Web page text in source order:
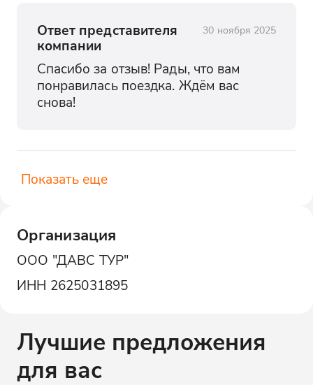
Ответ представителя
компании
30 ноября 2025
Спасибо за отзыв! Рады, что вам
понравилась поездка. Ждём вас
снова!
Показать еще
Организация
ООО "ДАВС ТУР"
ИНН 2625031895
Лучшие предложения
для вас